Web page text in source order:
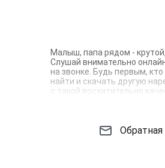
Малыш, папа рядом -
Слушай внимательно
на звонке. Будь первым,
найти и скачать другую
с такой восхитительно
Обратная